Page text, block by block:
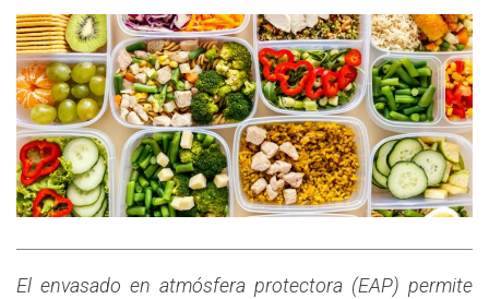
El envasado en atmósfera protectora (EAP) permite